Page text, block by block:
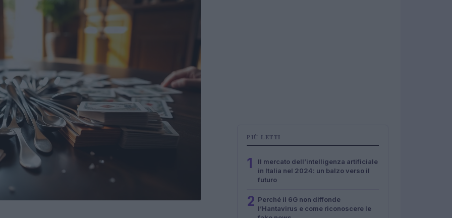
PIÙ LETTI
1
Il mercato dell’intelligenza artificiale
in Italia nel 2024: un balzo verso il
futuro
2 Perché il 6G non diffonde
l’Hantavirus e come riconoscere le